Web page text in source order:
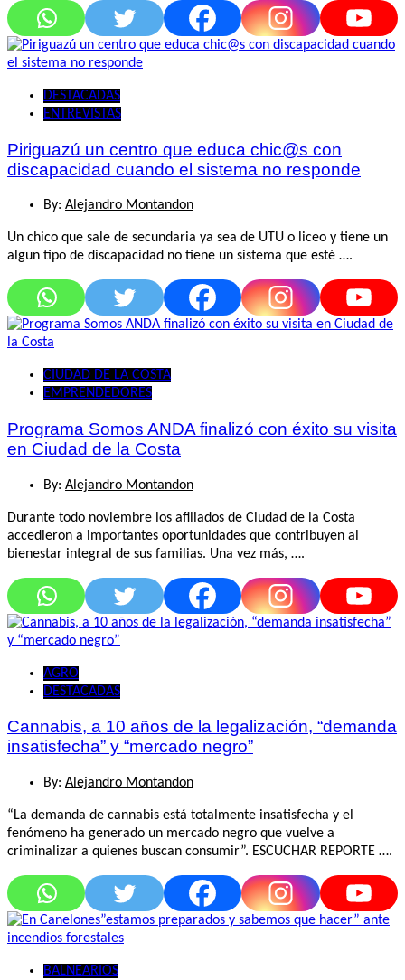
DESTACADAS
ENTREVISTAS
Piriguazú un centro que educa chic@s con
discapacidad cuando el sistema no responde
By: Alejandro Montandon
Un chico que sale de secundaria ya sea de UTU o liceo y tiene un
algun tipo de discapacidad no tiene un sistema que esté ….
CIUDAD DE LA COSTA
EMPRENDEDORES
Programa Somos ANDA finalizó con éxito su visita
en Ciudad de la Costa
By: Alejandro Montandon
Durante todo noviembre los afiliados de Ciudad de la Costa
accedieron a importantes oportunidades que contribuyen al
bienestar integral de sus familias. Una vez más, ….
AGRO
DESTACADAS
Cannabis, a 10 años de la legalización, “demanda
insatisfecha” y “mercado negro”
By: Alejandro Montandon
“La demanda de cannabis está totalmente insatisfecha y el
fenómeno ha generado un mercado negro que vuelve a
criminalizar a quienes buscan consumir”. ESCUCHAR REPORTE ….
BALNEARIOS